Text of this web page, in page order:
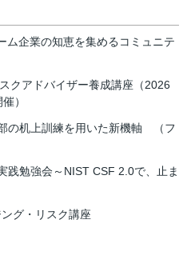
ム企業の知恵を集めるコミュニテ
クアドバイザー養成講座（2026
）
の机上訓練を用いた新機軸 （フ
践勉強会～NIST CSF 2.0で、止ま
グ・リスク講座